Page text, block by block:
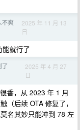
不爽
2025 年 11 月 13
日
就行了
了
2025 年 4 月 27
日
香，从 2023 年 1 月
（后续 OTA 修复了，
名其妙只能冲到 78 左